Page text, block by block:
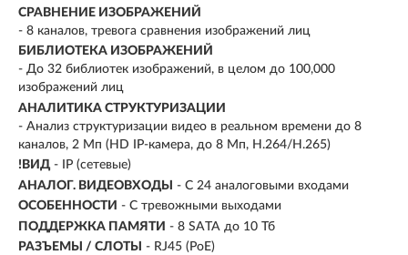
СРАВНЕНИЕ ИЗОБРАЖЕНИЙ
- 8 каналов, тревога сравнения изображений лиц
БИБЛИОТЕКА ИЗОБРАЖЕНИЙ
- До 32 библиотек изображений, в целом до 100,000
изображений лиц
АНАЛИТИКА СТРУКТУРИЗАЦИИ
- Анализ структуризации видео в реальном времени до 8
каналов, 2 Мп (HD IP-камера, до 8 Мп, H.264/H.265)
!ВИД - IP (сетевые)
АНАЛОГ. ВИДЕОВХОДЫ
- С 24 аналоговыми входами
ОСОБЕННОСТИ - С тревожными выходами
ПОДДЕРЖКА ПАМЯТИ - 8 SATA до 10 Тб
РАЗЪЕМЫ / СЛОТЫ
- RJ45 (PoE)